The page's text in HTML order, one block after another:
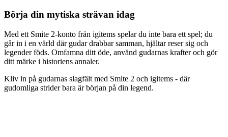
Börja din mytiska strävan idag
Med ett Smite 2-konto från igitems spelar du inte bara ett spel; du
går in i en värld där gudar drabbar samman, hjältar reser sig och
legender föds. Omfamna ditt öde, använd gudarnas krafter och gör
ditt märke i historiens annaler.
Kliv in på gudarnas slagfält med Smite 2 och igitems - där
gudomliga strider bara är början på din legend.